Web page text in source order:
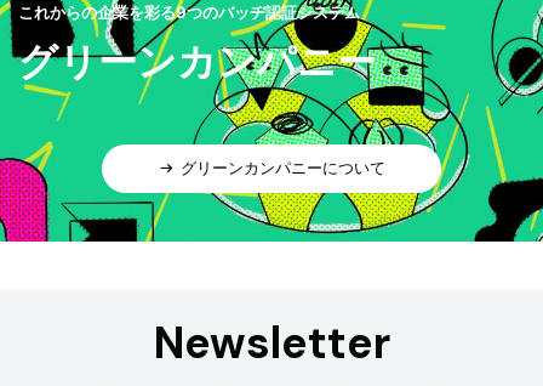
これからの企業を彩る9つのバッヂ認証システム
グリーンカンパニー
グリーンカンパニーについて
Newsletter